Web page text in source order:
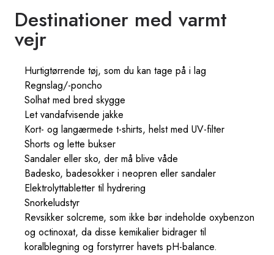
Destinationer med varmt
vejr
Hurtigtørrende tøj, som du kan tage på i lag
Regnslag/-poncho
Solhat med bred skygge
Let vandafvisende jakke
Kort- og langærmede t-shirts, helst med UV-filter
Shorts og lette bukser
Sandaler eller sko, der må blive våde
Badesko, badesokker i neopren eller sandaler
Elektrolyttabletter til hydrering
Snorkeludstyr
Revsikker solcreme, som ikke bør indeholde oxybenzon
og octinoxat, da disse kemikalier bidrager til
koralblegning og forstyrrer havets pH-balance.